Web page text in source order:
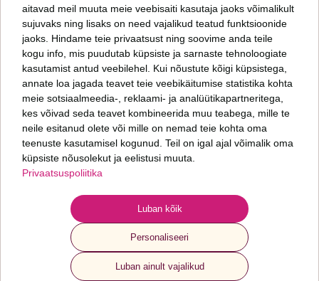
Päringut saates nõustud meieprivaatsuspoliitikaga
Oleme talentide leidmise ja arendamise ning inimkapitali uurimise ettevõte.
Aitame kasvada sinul ja sinu organisatsioonil. Meid huvitab, kuidas läheb sinu
inimestel ja mis seisus on sinu organisatsioon.
Fontes PMP OÜ
+372 6 277 077
info@fontes.ee
11415 Tallinn
ESTONIA
© 2024 Fontes. Kõik õigused kaitstud Privaatsuspoliitika ja AI kasutamine
aitavad meil muuta meie veebisaiti kasutaja jaoks võimalikult
sujuvaks ning lisaks on need vajalikud teatud funktsioonide
jaoks. Hindame teie privaatsust ning soovime anda teile
kogu info, mis puudutab küpsiste ja sarnaste tehnoloogiate
kasutamist antud veebilehel. Kui nõustute kõigi küpsistega,
annate loa jagada teavet teie veebikäitumise statistika kohta
meie sotsiaalmeedia-, reklaami- ja analüütikapartneritega,
kes võivad seda teavet kombineerida muu teabega, mille te
neile esitanud olete või mille on nemad teie kohta oma
teenuste kasutamisel kogunud. Teil on igal ajal võimalik oma
küpsiste nõusolekut ja eelistusi muuta.
Privaatsuspoliitika
Luban kõik
Personaliseeri
Luban ainult vajalikud